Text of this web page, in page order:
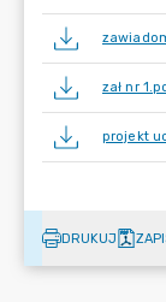
zał nr
projekt
DRUKUJ